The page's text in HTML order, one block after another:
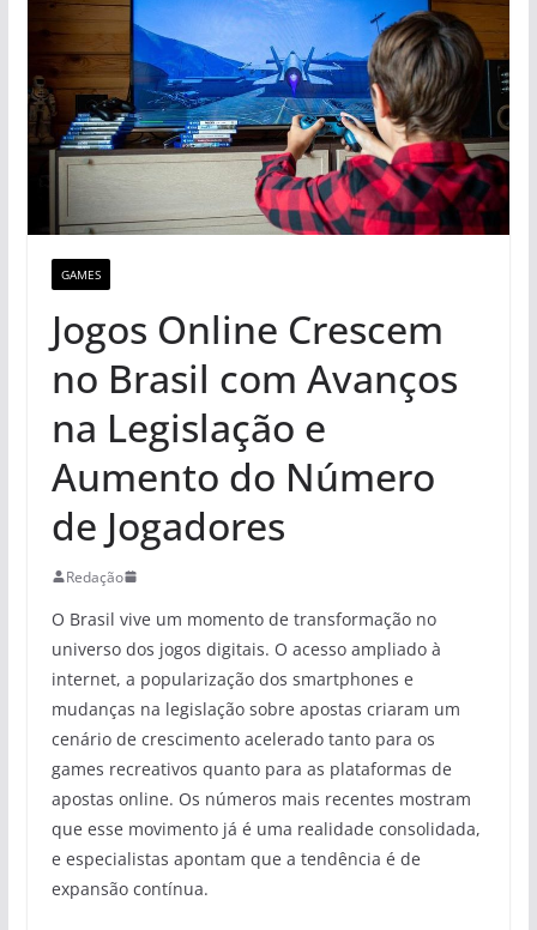
GAMES
Jogos Online Crescem
no Brasil com Avanços
na Legislação e
Aumento do Número
de Jogadores
Redação
O Brasil vive um momento de transformação no
universo dos jogos digitais. O acesso ampliado à
internet, a popularização dos smartphones e
mudanças na legislação sobre apostas criaram um
cenário de crescimento acelerado tanto para os
games recreativos quanto para as plataformas de
apostas online. Os números mais recentes mostram
que esse movimento já é uma realidade consolidada,
e especialistas apontam que a tendência é de
expansão contínua.